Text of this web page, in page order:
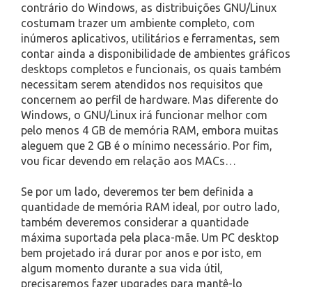
contrário do Windows, as distribuições GNU/Linux
costumam trazer um ambiente completo, com
inúmeros aplicativos, utilitários e ferramentas, sem
contar ainda a disponibilidade de ambientes gráficos
desktops completos e funcionais, os quais também
necessitam serem atendidos nos requisitos que
concernem ao perfil de hardware. Mas diferente do
Windows, o GNU/Linux irá funcionar melhor com
pelo menos 4 GB de memória RAM, embora muitas
aleguem que 2 GB é o mínimo necessário. Por fim,
vou ficar devendo em relação aos MACs…
Se por um lado, deveremos ter bem definida a
quantidade de memória RAM ideal, por outro lado,
também deveremos considerar a quantidade
máxima suportada pela placa-mãe. Um PC desktop
bem projetado irá durar por anos e por isto, em
algum momento durante a sua vida útil,
precisaremos fazer upgrades para mantê-lo